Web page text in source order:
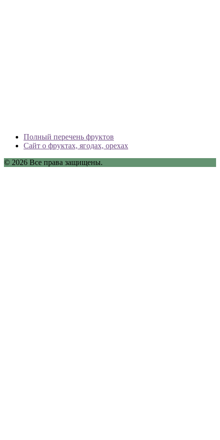
Полный перечень фруктов
Сайт о фруктах, ягодах, орехах
© 2026 Все права защищены.